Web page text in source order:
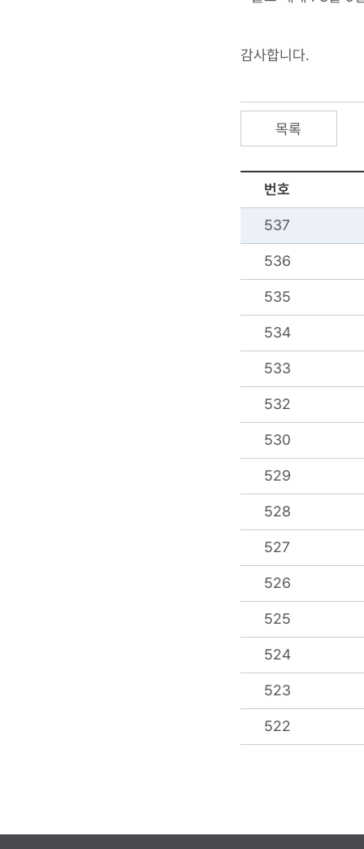
감사합니다.
목록
번호
537
536
535
534
533
532
530
529
528
527
526
525
524
523
522